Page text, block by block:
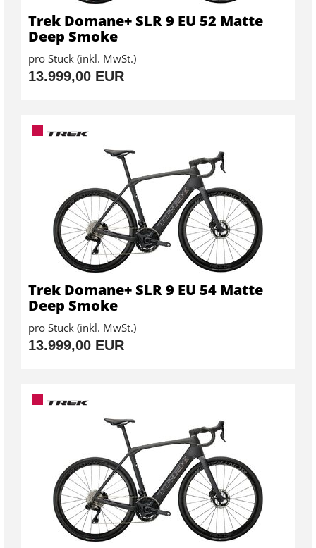
Trek Domane+ SLR 9 EU 52 Matte
Deep Smoke
pro Stück (inkl. MwSt.)
13.999,00 EUR
Trek Domane+ SLR 9 EU 54 Matte
Deep Smoke
pro Stück (inkl. MwSt.)
13.999,00 EUR